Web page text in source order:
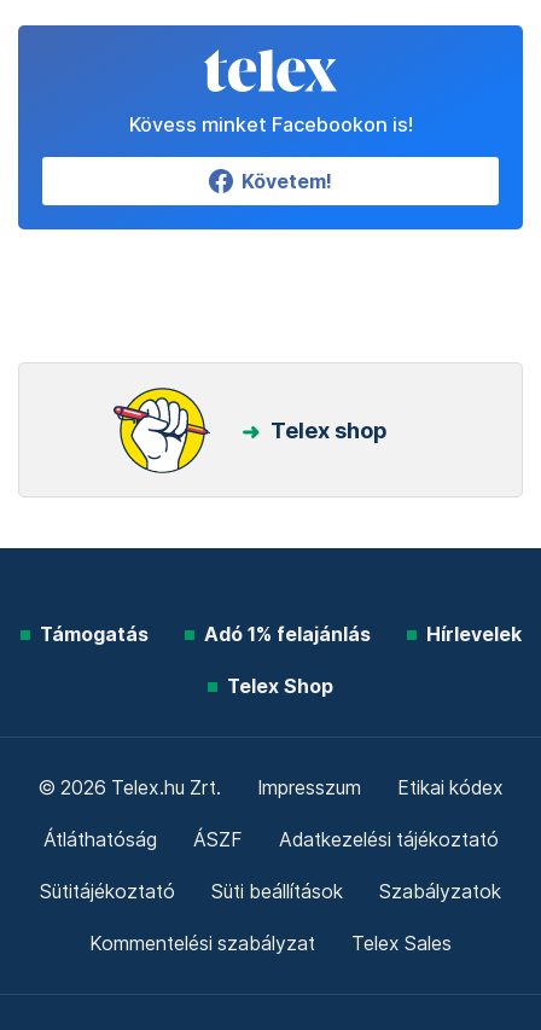
Kövess minket Facebookon is!
Követem!
Telex shop
Támogatás Adó 1% felajánlás Hírlevelek
Telex Shop
© 2026 Telex.hu Zrt. Impresszum Etikai kódex
Átláthatóság ÁSZF Adatkezelési tájékoztató
Sütitájékoztató Süti beállítások Szabályzatok
Kommentelési szabályzat Telex Sales